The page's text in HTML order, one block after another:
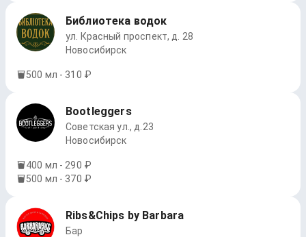
Библиотека водок
ул. Красный проспект, д. 28
Новосибирск
500 мл - 310 ₽
Bootleggers
Советская ул., д.23
Новосибирск
400 мл - 290 ₽
500 мл - 370 ₽
Ribs&Chips by Barbara
Бар